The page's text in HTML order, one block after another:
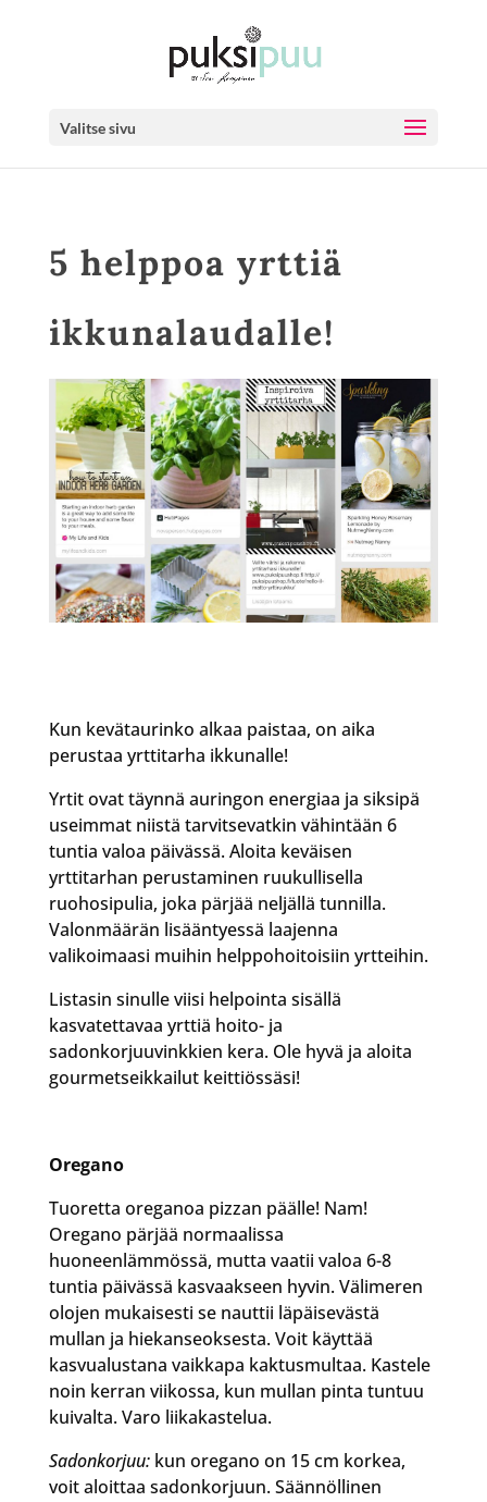
Valitse sivu
5 helppoa yrttiä
ikkunalaudalle!
Kun kevätaurinko alkaa paistaa, on aika
perustaa yrttitarha ikkunalle!
Yrtit ovat täynnä auringon energiaa ja siksipä
useimmat niistä tarvitsevatkin vähintään 6
tuntia valoa päivässä. Aloita keväisen
yrttitarhan perustaminen ruukullisella
ruohosipulia, joka pärjää neljällä tunnilla.
Valonmäärän lisääntyessä laajenna
valikoimaasi muihin helppohoitoisiin yrtteihin.
Listasin sinulle viisi helpointa sisällä
kasvatettavaa yrttiä hoito- ja
sadonkorjuuvinkkien kera. Ole hyvä ja aloita
gourmetseikkailut keittiössäsi!
Oregano
Tuoretta oreganoa pizzan päälle! Nam!
Oregano pärjää normaalissa
huoneenlämmössä, mutta vaatii valoa 6-8
tuntia päivässä kasvaakseen hyvin. Välimeren
olojen mukaisesti se nauttii läpäisevästä
mullan ja hiekanseoksesta. Voit käyttää
kasvualustana vaikkapa kaktusmultaa. Kastele
noin kerran viikossa, kun mullan pinta tuntuu
kuivalta. Varo liikakastelua.
Sadonkorjuu:kun oregano on 15 cm korkea,
voit aloittaa sadonkorjuun. Säännöllinen